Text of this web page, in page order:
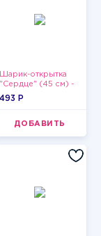
Шарик-открытка
"Сердце" (45 см) -
2
493 P
ДОБАВИТЬ